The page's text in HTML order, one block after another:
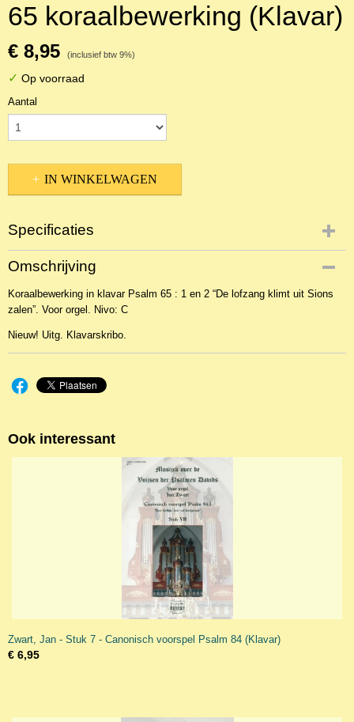
65 koraalbewerking (Klavar)
€ 8,95 (inclusief btw 9%)
✓ Op voorraad
Aantal
IN WINKELWAGEN
Specificaties
Productcode
NBLKOr-16436
EAN code
KL 27756
Omschrijving
Koraalbewerking in klavar Psalm 65 : 1 en 2 “De lofzang klimt uit Sions
zalen”. Voor orgel. Nivo: C
Nieuw! Uitg. Klavarskribo.
Ook interessant
Zwart, Jan - Stuk 7 - Canonisch voorspel Psalm 84 (Klavar)
€ 6,95